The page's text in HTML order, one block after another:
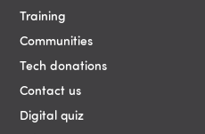
Training
Communities
Tech donations
Contact us
Digital quiz